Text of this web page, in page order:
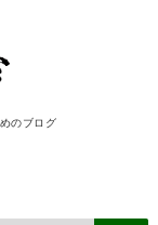
のブログ